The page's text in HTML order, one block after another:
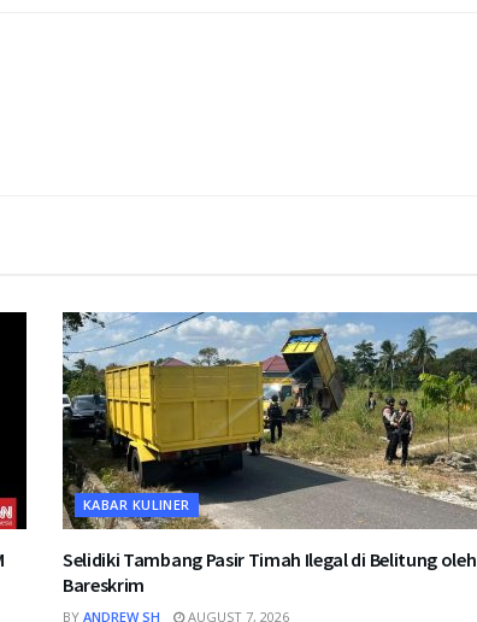
KABAR KULINER
Selidiki Tambang Pasir Timah Ilegal di Belitung oleh
Bareskrim
BY ANDREW SH AUGUST 7, 2026